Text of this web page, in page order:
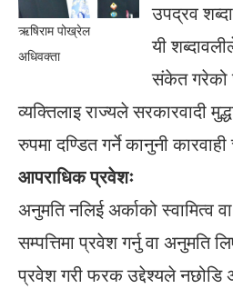
ऋषिराम पोख्रेल
अधिवक्ता
उपद्रव
यी
संकेत गरेको
व्यक्तिलाइ राज्यले सरकारवादी
रुपमा दण्डित गर्ने कानुनी
आपराधिक प्रवेशः
अनुमति नलिई अर्काको स्वामित्व
सम्पत्तिमा प्रवेश गर्नु वा अनुमति
प्रवेश गरी फरक उद्देश्यले नछोडि